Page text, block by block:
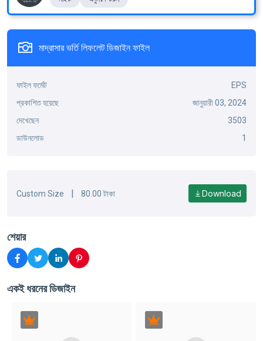
মাদ্রাসার ভর্তি লিফলেট ডিজাইন ফাইল
ফাইল ফর্মেট
EPS
প্রকাশিত হয়েছে
জানুয়ারী 03, 2024
দেখেছেন
3503
ডাউনলোড
1
Custom Size | 80.00 টাকা Download
শেয়ার
একই ধরনের ডিজাইন